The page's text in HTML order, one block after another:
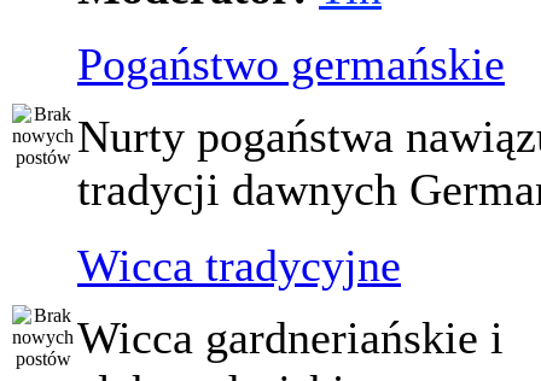
Pogaństwo germańskie
Nurty pogaństwa
tradycji dawnych
Wicca tradycyjne
Wicca gardneriańskie i